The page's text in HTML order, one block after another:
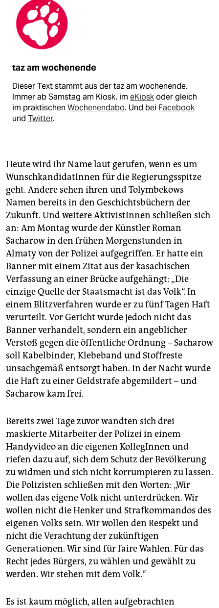
taz am wochenende
Dieser Text stammt aus der taz am wochenende.
Immer ab Samstag am Kiosk, im eKioskoder gleich
im praktischen Wochenendabo. Und bei Facebook
und Twitter.
Heute wird ihr Name laut gerufen, wenn es um
WunschkandidatInnen für die Regierungsspitze
geht. Andere sehen ihren und Tolymbekows
Namen bereits in den Geschichtsbüchern der
Zukunft. Und weitere AktivistInnen schließen sich
an: Am Montag wurde der Künstler Roman
Sacharow in den frühen Morgenstunden in
Almaty von der Polizei aufgegriffen. Er hatte ein
Banner mit einem Zitat aus der kasachischen
Verfassung an einer Brücke aufgehängt: „Die
einzige Quelle der Staatsmacht ist das Volk“. In
einem Blitzverfahren wurde er zu fünf Tagen Haft
verurteilt. Vor Gericht wurde jedoch nicht das
Banner verhandelt, sondern ein angeblicher
Verstoß gegen die öffentliche Ordnung – Sacharow
soll Kabelbinder, Klebeband und Stoffreste
unsachgemäß entsorgt haben. In der Nacht wurde
die Haft zu einer Geldstrafe abgemildert – und
Sacharow kam frei.
Bereits zwei Tage zuvor wandten sich drei
maskierte Mitarbeiter der Polizei in einem
Handyvideo an die eigenen KollegInnen und
riefen dazu auf, sich dem Schutz der Bevölkerung
zu widmen und sich nicht korrumpieren zu lassen.
Die Polizisten schließen mit den Worten: „Wir
wollen das eigene Volk nicht unterdrücken. Wir
wollen nicht die Henker und Strafkommandos des
eigenen Volks sein. Wir wollen den Respekt und
nicht die Verachtung der zukünftigen
Generationen. Wir sind für faire Wahlen. Für das
Recht jedes Bürgers, zu wählen und gewählt zu
werden. Wir stehen mit dem Volk.“
Es ist kaum möglich, allen aufgebrachten